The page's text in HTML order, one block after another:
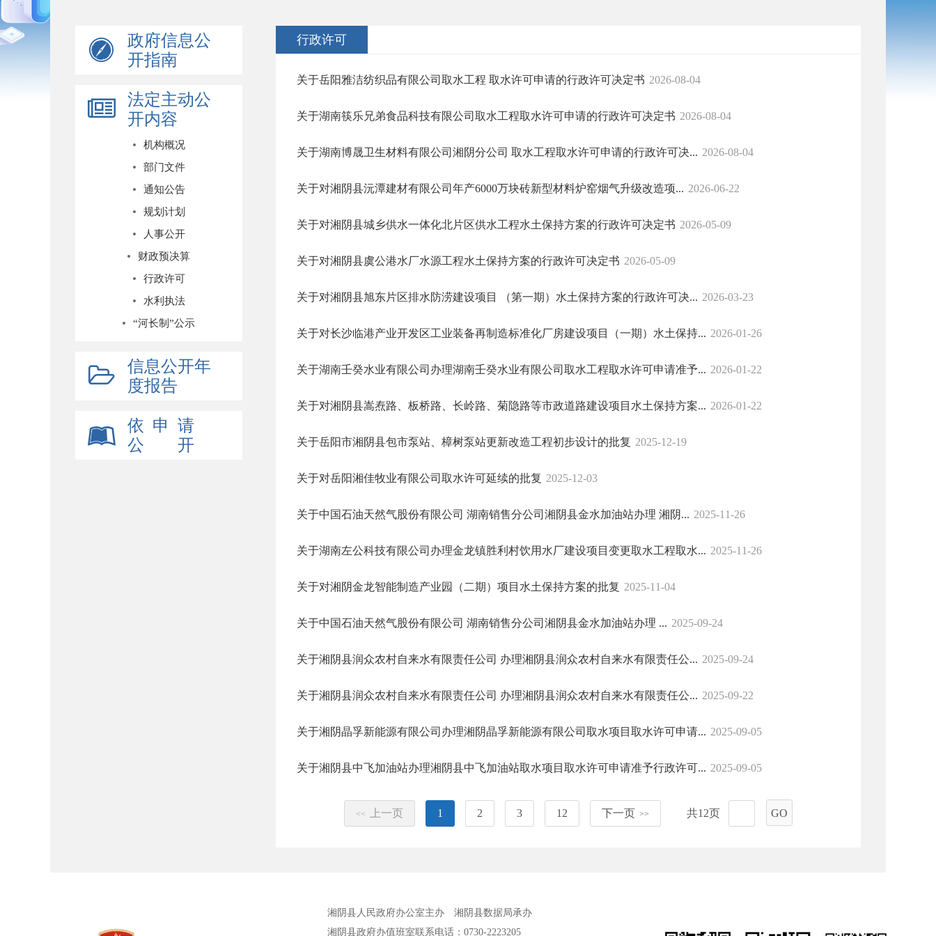
政府信息公
开指南
法定主动公
开内容
机构概况
部门文件
通知公告
规划计划
人事公开
财政预决算
行政许可
水利执法
“河长制”公示
信息公开年
度报告
依 申 请
公 开
行政许可
关于岳阳雅洁纺织品有限公司取水工程 取水许可申请的行政许可决定书 2026-08-04
关于湖南筷乐兄弟食品科技有限公司取水工程取水许可申请的行政许可决定书 2026-08-04
关于湖南博晟卫生材料有限公司湘阴分公司 取水工程取水许可申请的行政许可决... 2026-08-04
关于对湘阴县沅潭建材有限公司年产6000万块砖新型材料炉窑烟气升级改造项... 2026-06-22
关于对湘阴县城乡供水一体化北片区供水工程水土保持方案的行政许可决定书 2026-05-09
关于对湘阴县虞公港水厂水源工程水土保持方案的行政许可决定书 2026-05-09
关于对湘阴县旭东片区排水防涝建设项目 （第一期）水土保持方案的行政许可决... 2026-03-23
关于对长沙临港产业开发区工业装备再制造标准化厂房建设项目（一期）水土保持... 2026-01-26
关于湖南壬癸水业有限公司办理湖南壬癸水业有限公司取水工程取水许可申请准予... 2026-01-22
关于对湘阴县嵩焘路、板桥路、长岭路、菊隐路等市政道路建设项目水土保持方案... 2026-01-22
关于岳阳市湘阴县包市泵站、樟树泵站更新改造工程初步设计的批复 2025-12-19
关于对岳阳湘佳牧业有限公司取水许可延续的批复 2025-12-03
关于中国石油天然气股份有限公司 湖南销售分公司湘阴县金水加油站办理 湘阴... 2025-11-26
关于湖南左公科技有限公司办理金龙镇胜利村饮用水厂建设项目变更取水工程取水... 2025-11-26
关于对湘阴金龙智能制造产业园（二期）项目水土保持方案的批复 2025-11-04
关于中国石油天然气股份有限公司 湖南销售分公司湘阴县金水加油站办理 ... 2025-09-24
关于湘阴县润众农村自来水有限责任公司 办理湘阴县润众农村自来水有限责任公... 2025-09-24
关于湘阴县润众农村自来水有限责任公司 办理湘阴县润众农村自来水有限责任公... 2025-09-22
关于湘阴晶孚新能源有限公司办理湘阴晶孚新能源有限公司取水项目取水许可申请... 2025-09-05
关于湘阴县中飞加油站办理湘阴县中飞加油站取水项目取水许可申请准予行政许可... 2025-09-05
<< 上一页 1 2 3 12 下一页 >> 共12页 GO
湘阴县人民政府办公室主办
湘阴县数据局承办
湘阴县政府办值班室联系电话：0730-2223205